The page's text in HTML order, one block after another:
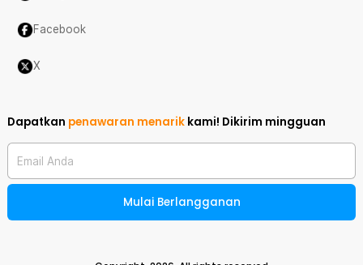
Facebook
X
Dapatkan penawaran menarik kami! Dikirim mingguan
Email Anda
Mulai Berlangganan